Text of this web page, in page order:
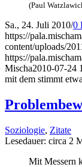
(Paul
Sa., 24. Juli 2010/0
https://
content/uploads/
https://
Mischa2010-07-24
mit dem stimmt
Soziologie, Zitate
Lese­dau­er: cir­ca 2
Mit Mes­sern